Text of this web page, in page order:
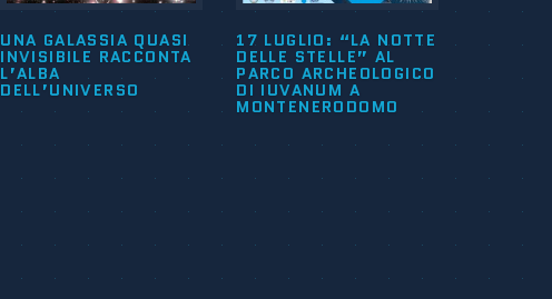
UNA GALASSIA QUASI
INVISIBILE RACCONTA
L’ALBA
DELL’UNIVERSO
17 LUGLIO: “LA NOTTE
DELLE STELLE” AL
PARCO ARCHEOLOGICO
DI IUVANUM A
MONTENERODOMO